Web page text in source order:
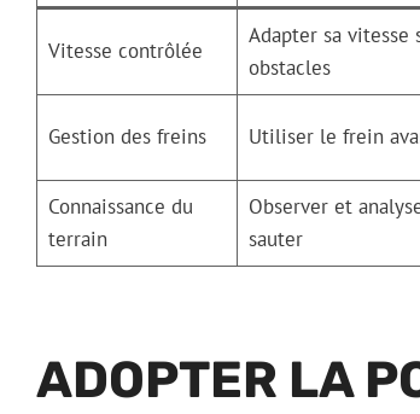
Vitesse contrôlée
Adapter sa
obstacles
Gestion des freins Utiliser le frein
Connaissance du
terrain
Observer et
sauter
ADOPTER LA